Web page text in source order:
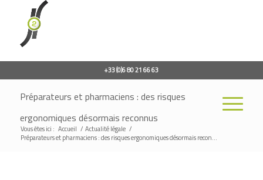
+33 (0)6 80 21 66 63
Préparateurs et pharmaciens : des risques
ergonomiques désormais reconnus
Vous êtes ici : Accueil / Actualité légale /
Préparateurs et pharmaciens : des risques ergonomiques désormais recon...